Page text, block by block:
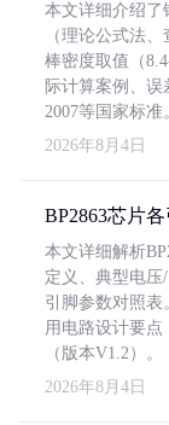
本文详细介绍了
（理论公式法
棒密度取值（
际计算案例、误
2007等国家标准
2026年8月4日
BP2863芯片
本文详细解析
定义、典型电
引脚参数对照表
用电路设计要点
（版本V1.2）。
2026年8月4日